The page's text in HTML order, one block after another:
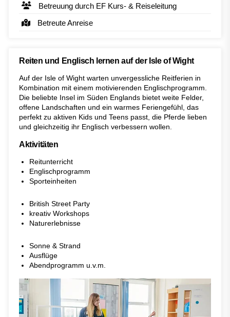
Betreuung durch EF Kurs- & Reiseleitung
Betreute Anreise
Reiten und Englisch lernen auf der Isle of Wight
Auf der Isle of Wight warten unvergessliche Reitferien in
Kombination mit einem motivierenden Englischprogramm.
Die beliebte Insel im Süden Englands bietet weite Felder,
offene Landschaften und ein warmes Feriengefühl, das
perfekt zu aktiven Kids und Teens passt, die Pferde lieben
und gleichzeitig ihr Englisch verbessern wollen.
Aktivitäten
Reitunterricht
Englischprogramm
Sporteinheiten
British Street Party
kreativ Workshops
Naturerlebnisse
Sonne & Strand
Ausflüge
Abendprogramm u.v.m.